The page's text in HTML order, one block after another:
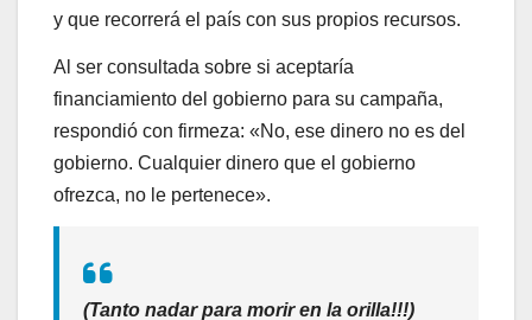
y que recorrerá el país con sus propios recursos.
Al ser consultada sobre si aceptaría
financiamiento del gobierno para su campaña,
respondió con firmeza: «No, ese dinero no es del
gobierno. Cualquier dinero que el gobierno
ofrezca, no le pertenece».
(Tanto nadar para morir en la orilla!!!)